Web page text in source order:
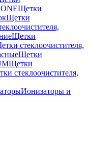
Щетки
Щетки
Щетки
стеклоочистителя,
Щетки
Щетки
стеклоочистителя,
Ионизаторы и